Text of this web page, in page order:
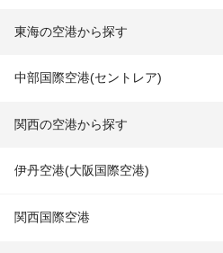
東海の空港から探す
中部国際空港(セントレア)
関西の空港から探す
伊丹空港(大阪国際空港)
関西国際空港